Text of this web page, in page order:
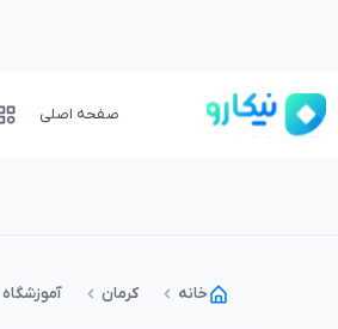
صفحه اصلی
خانه کرمان آموزشگاه